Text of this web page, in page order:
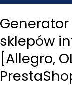
sklepów
[Allegro,